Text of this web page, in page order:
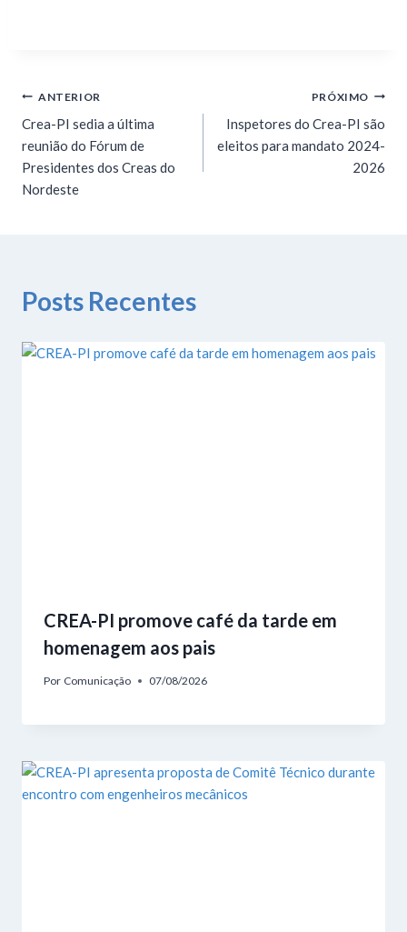
ANTERIOR
Crea-PI sedia a última
reunião do Fórum de
Presidentes dos Creas do
Nordeste
PRÓXIMO
Inspetores do Crea-PI são
eleitos para mandato 2024-
2026
Posts Recentes
CREA-PI promove café da tarde em
homenagem aos pais
Por Comunicação 07/08/2026